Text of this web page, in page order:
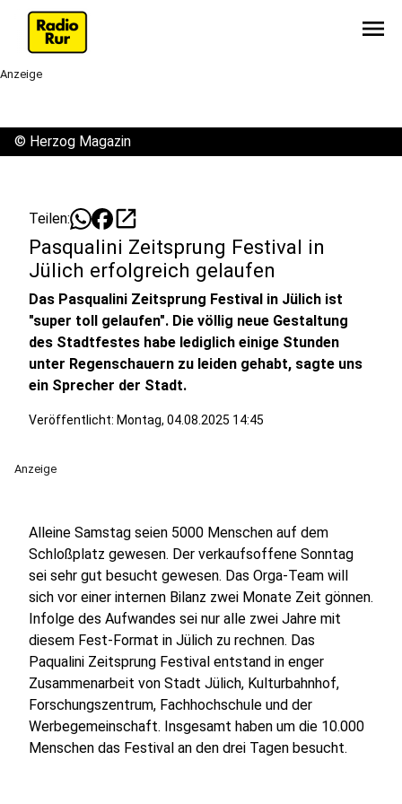
menu
Anzeige
© Herzog Magazin
Teilen: open_in_new
Pasqualini Zeitsprung Festival in
Jülich erfolgreich gelaufen
Das Pasqualini Zeitsprung Festival in Jülich ist
"super toll gelaufen". Die völlig neue Gestaltung
des Stadtfestes habe lediglich einige Stunden
unter Regenschauern zu leiden gehabt, sagte uns
ein Sprecher der Stadt.
Veröffentlicht: Montag, 04.08.2025 14:45
Anzeige
Alleine Samstag seien 5000 Menschen auf dem
Schloßplatz gewesen. Der verkaufsoffene Sonntag
sei sehr gut besucht gewesen. Das Orga-Team will
sich vor einer internen Bilanz zwei Monate Zeit gönnen.
Infolge des Aufwandes sei nur alle zwei Jahre mit
diesem Fest-Format in Jülich zu rechnen. Das
Paqualini Zeitsprung Festival entstand in enger
Zusammenarbeit von Stadt Jülich, Kulturbahnhof,
Forschungszentrum, Fachhochschule und der
Werbegemeinschaft. Insgesamt haben um die 10.000
Menschen das Festival an den drei Tagen besucht.